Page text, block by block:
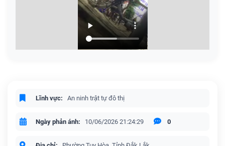
Lĩnh vực: An ninh trật tự đô thị
Ngày phản ánh: 10/06/2026 21:24:29 0